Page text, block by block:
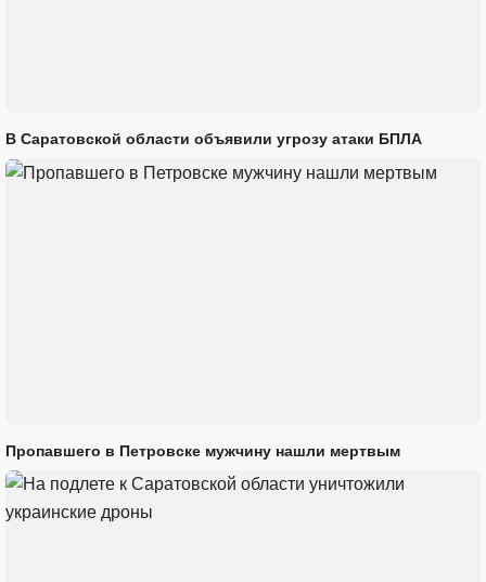
В Саратовской области объявили угрозу атаки БПЛА
Пропавшего в Петровске мужчину нашли мертвым